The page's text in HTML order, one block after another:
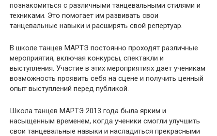
познакомиться с различными танцевальными стилями и
техниками. Это помогает им развивать свои
танцевальные навыки и расширять свой репертуар.
В школе танцев МАРТЭ постоянно проходят различные
мероприятия, включая конкурсы, спектакли и
выступления. Участие в этих мероприятиях дает ученикам
возможность проявить себя на сцене и получить ценный
опыт выступлений перед публикой.
Школа танцев МАРТЭ 2013 года была ярким и
насыщенным временем, когда ученики смогли улучшить
свои танцевальные навыки и насладиться прекрасными